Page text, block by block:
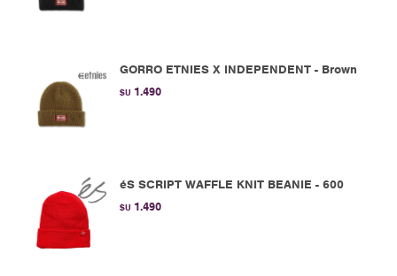
GORRO ETNIES X INDEPENDENT - Brown
$U 1.490
éS SCRIPT WAFFLE KNIT BEANIE - 600
$U 1.490